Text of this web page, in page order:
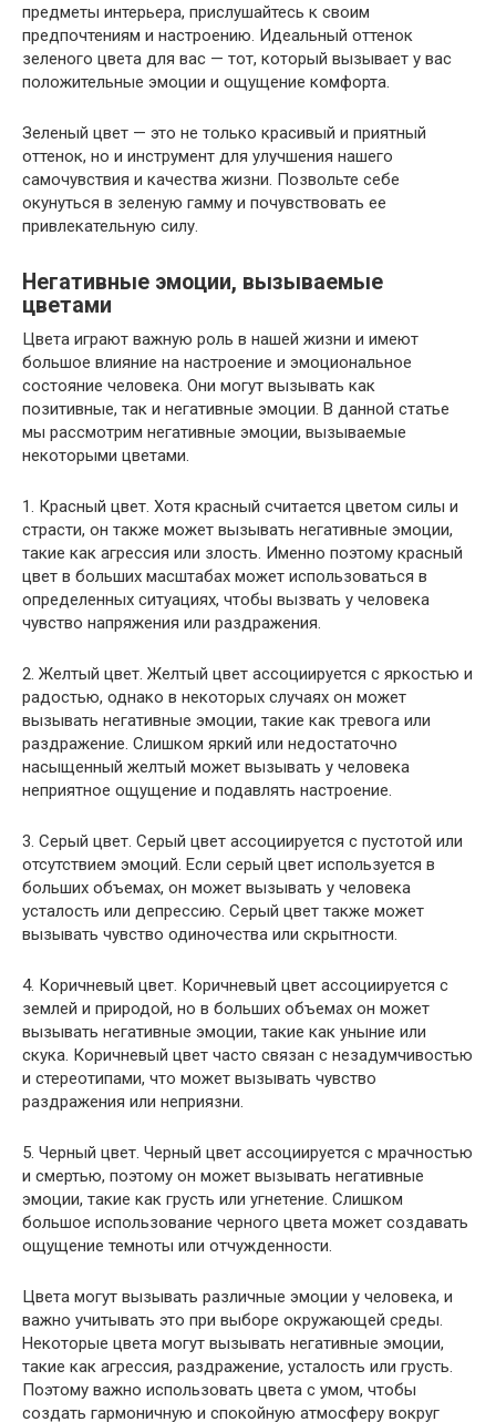
предметы интерьера, прислушайтесь к своим
предпочтениям и настроению. Идеальный оттенок
зеленого цвета для вас — тот, который вызывает у вас
положительные эмоции и ощущение комфорта.
Зеленый цвет — это не только красивый и приятный
оттенок, но и инструмент для улучшения нашего
самочувствия и качества жизни. Позвольте себе
окунуться в зеленую гамму и почувствовать ее
привлекательную силу.
Негативные эмоции, вызываемые
цветами
Цвета играют важную роль в нашей жизни и имеют
большое влияние на настроение и эмоциональное
состояние человека. Они могут вызывать как
позитивные, так и негативные эмоции. В данной статье
мы рассмотрим негативные эмоции, вызываемые
некоторыми цветами.
1. Красный цвет. Хотя красный считается цветом силы и
страсти, он также может вызывать негативные эмоции,
такие как агрессия или злость. Именно поэтому красный
цвет в больших масштабах может использоваться в
определенных ситуациях, чтобы вызвать у человека
чувство напряжения или раздражения.
2. Желтый цвет. Желтый цвет ассоциируется с яркостью и
радостью, однако в некоторых случаях он может
вызывать негативные эмоции, такие как тревога или
раздражение. Слишком яркий или недостаточно
насыщенный желтый может вызывать у человека
неприятное ощущение и подавлять настроение.
3. Серый цвет. Серый цвет ассоциируется с пустотой или
отсутствием эмоций. Если серый цвет используется в
больших объемах, он может вызывать у человека
усталость или депрессию. Серый цвет также может
вызывать чувство одиночества или скрытности.
4. Коричневый цвет. Коричневый цвет ассоциируется с
землей и природой, но в больших объемах он может
вызывать негативные эмоции, такие как уныние или
скука. Коричневый цвет часто связан с незадумчивостью
и стереотипами, что может вызывать чувство
раздражения или неприязни.
5. Черный цвет. Черный цвет ассоциируется с мрачностью
и смертью, поэтому он может вызывать негативные
эмоции, такие как грусть или угнетение. Слишком
большое использование черного цвета может создавать
ощущение темноты или отчужденности.
Цвета могут вызывать различные эмоции у человека, и
важно учитывать это при выборе окружающей среды.
Некоторые цвета могут вызывать негативные эмоции,
такие как агрессия, раздражение, усталость или грусть.
Поэтому важно использовать цвета с умом, чтобы
создать гармоничную и спокойную атмосферу вокруг